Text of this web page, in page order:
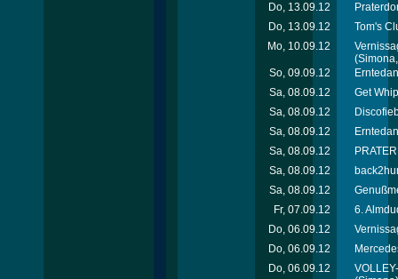
Do, 13.09.12
Do, 13.09.12
Tom's
Mo, 10.09.12
So, 09.09.12
Sa, 08.09.12
Get
Sa, 08.09.12
Sa, 08.09.12
Sa, 08.09.12
Sa, 08.09.12
Sa, 08.09.12
Fr, 07.09.12
6.
Do, 06.09.12
Do, 06.09.12
Do, 06.09.12